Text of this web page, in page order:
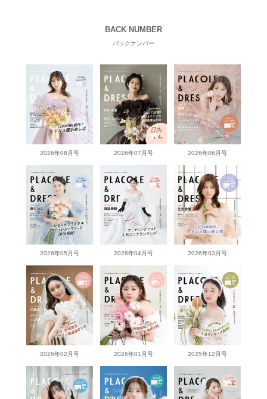
BACK NUMBER
バックナンバー
2026年08月号 2026年07月号 2026年06月号
2026年05月号 2026年04月号 2026年03月号
2026年02月号 2026年01月号 2025年12月号